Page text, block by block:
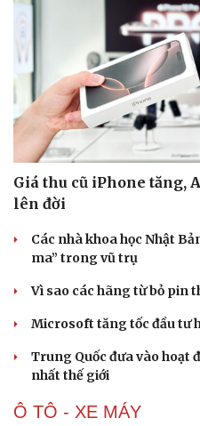
Giá thu cũ iPhone tăng,
lên đời
Các nhà khoa học Nhật
ma” trong vũ trụ
Vì sao các hãng từ bỏ pin
Microsoft tăng tốc đầu tư
Trung Quốc đưa vào hoạt
nhất thế giới
Ô TÔ - XE MÁY